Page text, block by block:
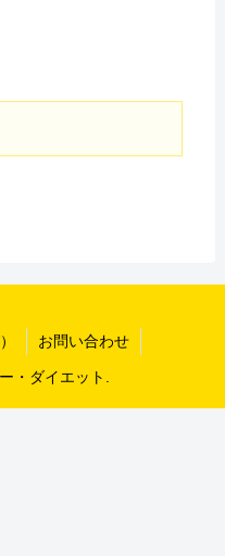
お問い合わせ
・ダイエット.